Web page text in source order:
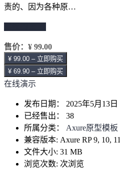
责的、因为各种原…
售价： ¥ 99.00
¥ 99.00 – 立即购买
¥ 69.90 – 立即购买
在线演示
发布日期：
2025年5月13日
已经售出：
38
所属分类：
Axure原型模板
兼容版本: Axure RP 9, 10, 11
文件大小: 31 MB
浏览次数: 次浏览